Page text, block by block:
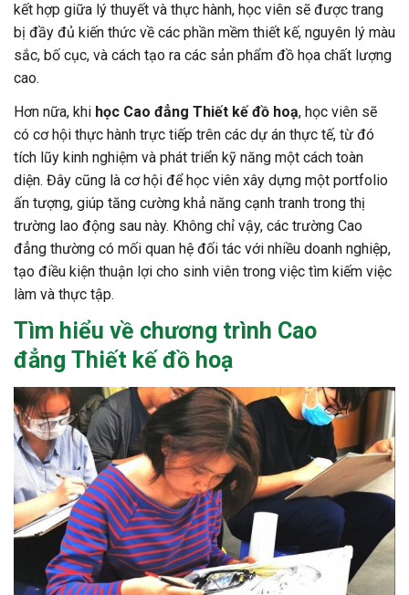
kết hợp giữa lý thuyết và thực hành, học viên sẽ được trang
bị đầy đủ kiến thức về các phần mềm thiết kế, nguyên lý màu
sắc, bố cục, và cách tạo ra các sản phẩm đồ họa chất lượng
cao.
Hơn nữa, khi học Cao đẳng Thiết kế đồ hoạ, học viên sẽ
có cơ hội thực hành trực tiếp trên các dự án thực tế, từ đó
tích lũy kinh nghiệm và phát triển kỹ năng một cách toàn
diện. Đây cũng là cơ hội để học viên xây dựng một portfolio
ấn tượng, giúp tăng cường khả năng cạnh tranh trong thị
trường lao động sau này. Không chỉ vậy, các trường Cao
đẳng thường có mối quan hệ đối tác với nhiều doanh nghiệp,
tạo điều kiện thuận lợi cho sinh viên trong việc tìm kiếm việc
làm và thực tập.
Tìm hiểu về chương trình Cao
đẳng Thiết kế đồ hoạ